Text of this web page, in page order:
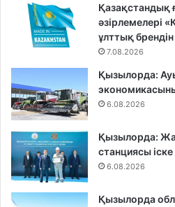
әзірлемелері
ұлттық
7.08.2026
Қызылорда:
6.08.2026
Қызылорда:
станциясы
6.08.2026
Қызылорда